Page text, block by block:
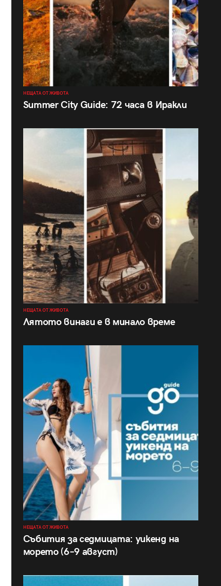
НЕЩАТА ОТ ЖИВОТА
Summer City Guide: 72 часа в Иракли
НЕЩАТА ОТ ЖИВОТА
Лятото винаги е в минало време
НЕЩАТА ОТ ЖИВОТА
Събития за седмицата: уикенд на
морето (6–9 август)